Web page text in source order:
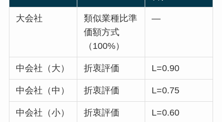
大会社
類似業種比準
価額方式
（100%）
—
中会社（大） 折衷評価 L=0.90
中会社（中） 折衷評価 L=0.75
中会社（小） 折衷評価 L=0.60